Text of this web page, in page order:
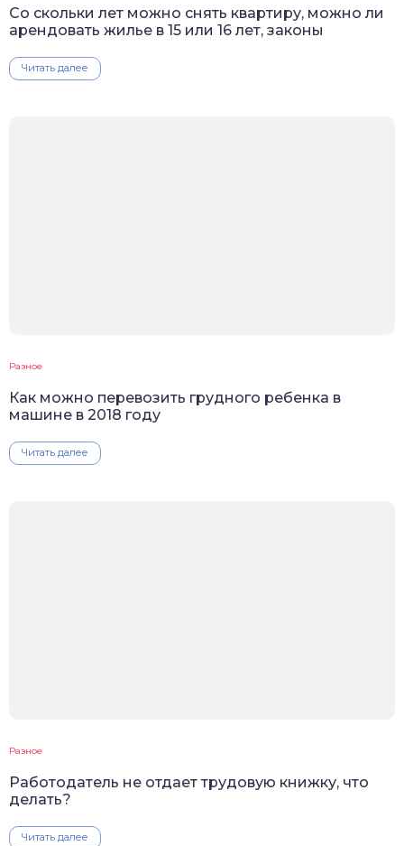
Со скольки лет можно снять квартиру, можно ли
арендовать жилье в 15 или 16 лет, законы
Читать далее
Разное
Как можно перевозить грудного ребенка в
машине в 2018 году
Читать далее
Разное
Работодатель не отдает трудовую книжку, что
делать?
Читать далее